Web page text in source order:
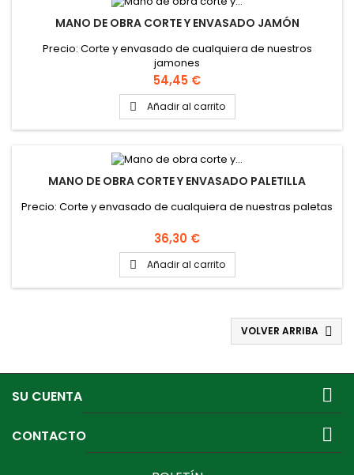
MANO DE OBRA CORTE Y ENVASADO JAMÓN
Precio: Corte y envasado de cualquiera de nuestros
jamones
Precio
54,45 €
 Añadir al carrito
MANO DE OBRA CORTE Y ENVASADO PALETILLA
Precio: Corte y envasado de cualquiera de nuestras paletas
Precio
36,30 €
 Añadir al carrito
VOLVER ARRIBA 
SU CUENTA 
CONTACTO 